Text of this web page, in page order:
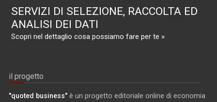
SERVIZI DI SELEZIONE, RACCOLTA ED
ANALISI DEI DATI
Scopri nel dettaglio cosa possiamo fare per te »
il progetto
"quoted business" è un progetto editoriale online di economia